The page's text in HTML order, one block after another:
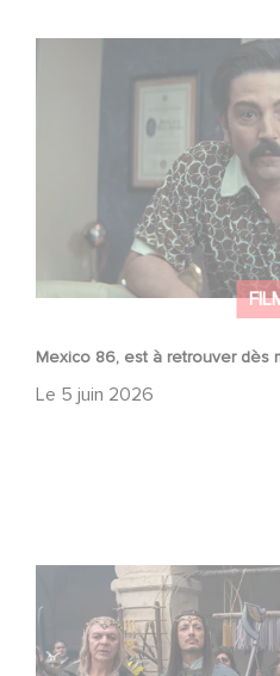
Mexico 86, est à retrouver dès
Le 5 juin 2026
Mexico 86, est à retrouver
Le Roi du Game : la nouvelle